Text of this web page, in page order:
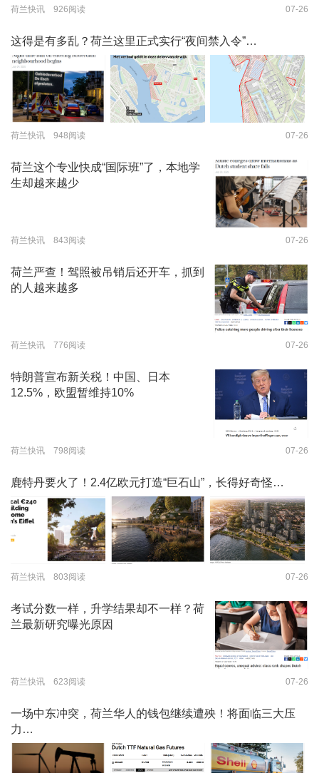
荷兰快讯 926阅读 07-26
这得是有多乱？荷兰这里正式实行“夜间禁入令”…
荷兰快讯 948阅读 07-26
荷兰这个专业快成“国际班”了，本地学
生却越来越少
荷兰快讯 843阅读 07-26
荷兰严查！驾照被吊销后还开车，抓到
的人越来越多
荷兰快讯 776阅读 07-26
特朗普宣布新关税！中国、日本
12.5%，欧盟暂维持10%
荷兰快讯 798阅读 07-26
鹿特丹要火了！2.4亿欧元打造“巨石山”，长得好奇怪…
荷兰快讯 803阅读 07-26
考试分数一样，升学结果却不一样？荷
兰最新研究曝光原因
荷兰快讯 623阅读 07-26
一场中东冲突，荷兰华人的钱包继续遭殃！将面临三大压
力…